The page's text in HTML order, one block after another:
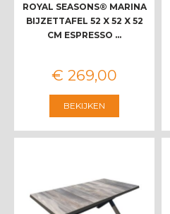
ROYAL SEASONS® MARINA
BIJZETTAFEL 52 X 52 X 52
CM ESPRESSO …
€ 269,00
BEKIJKEN